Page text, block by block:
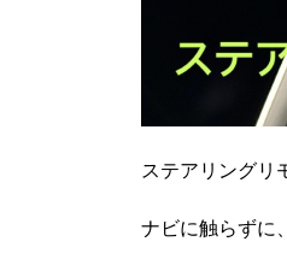
ステアリングリ
ナビに触らずに